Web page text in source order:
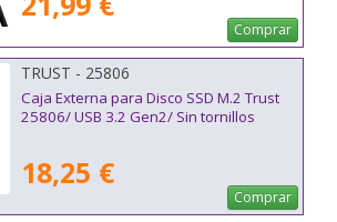
Comprar
TRUST - 25806
Caja Externa para Disco SSD M.2 Trust
25806/ USB 3.2 Gen2/ Sin tornillos
18,25 €
Comprar